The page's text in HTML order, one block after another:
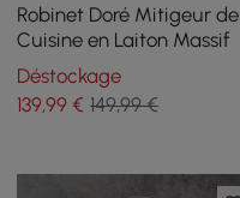
Robinet Doré Mitigeur de
Cuisine en Laiton Massif
Déstockage
139,99 € 149,99 €